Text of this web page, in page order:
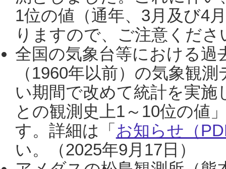
1位の値（通年、3月及び4
りますので、ご注意くだ
全国の気象台等における過
（1960年以前）の気象観
い期間で改めて統計を実
との観測史上1～10位の値
す。詳細は「 お知らせ（
い。（2025年9月17日）